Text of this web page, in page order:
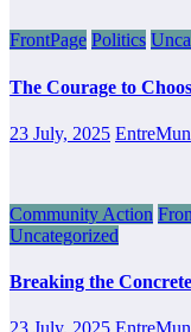
FrontPage Politics
The Courage to
23 July, 2025
Community Action
Uncategorized
Breaking the Concrete